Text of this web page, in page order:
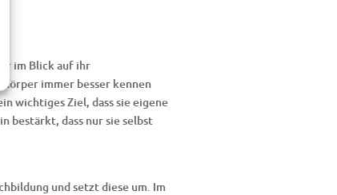
im Blick auf ihr
immer besser kennen
wichtiges Ziel, dass sie eigene
bestärkt, dass nur sie selbst
und setzt diese um. Im